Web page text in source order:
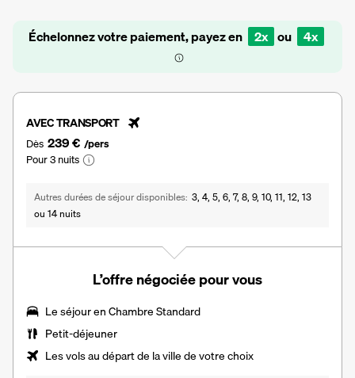
Échelonnez votre paiement, payez en 2x ou 4x
AVEC TRANSPORT
Dès 239 € /pers
Pour 3 nuits
Autres durées de séjour disponibles 3, 4, 5, 6, 7, 8, 9, 10, 11, 12, 13
ou 14 nuits
L’offre négociée pour vous
Le séjour en Chambre Standard
Petit-déjeuner
Les vols au départ de la ville de votre choix